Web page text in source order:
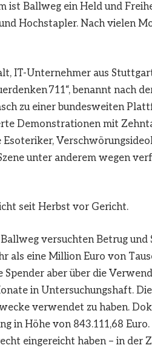
ist Ballweg ein Held und
Hochstapler. Nach vielen
IT-Unternehmer aus
711“, benannt nach
zu einer bundesweiten
Demonstrationen mit
unter anderem wegen
seit Herbst vor Gericht.
versuchten Betrug und
als eine Million Euro von
aber über die
in Untersuchungshaft.
verwendet zu haben.
in Höhe von 843.111,68
eingereicht haben – in der